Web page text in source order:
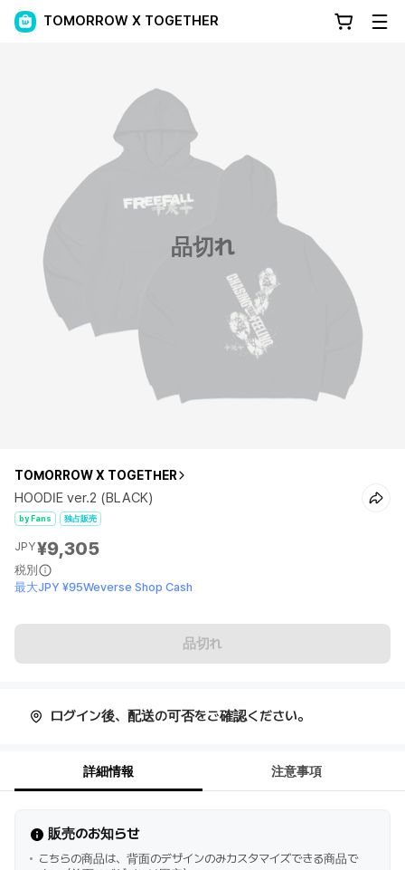
TOMORROW X TOGETHER
品切れ
TOMORROW X TOGETHER
HOODIE ver.2 (BLACK)
by Fans 独占販売
JPY¥9,305
税別
最大JPY ¥95Weverse Shop Cash
品切れ
ログイン後、配送の可否をご確認ください。
詳細情報 注意事項
販売のお知らせ
こちらの商品は、背面のデザインのみカスタマイズできる商品で